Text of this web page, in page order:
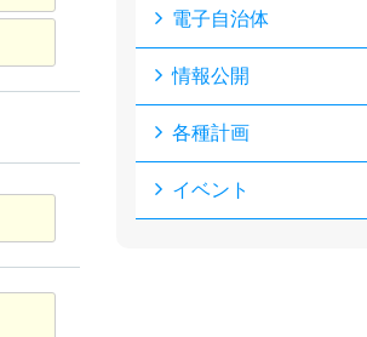
電子自治体
情報公開
各種計画
イベント